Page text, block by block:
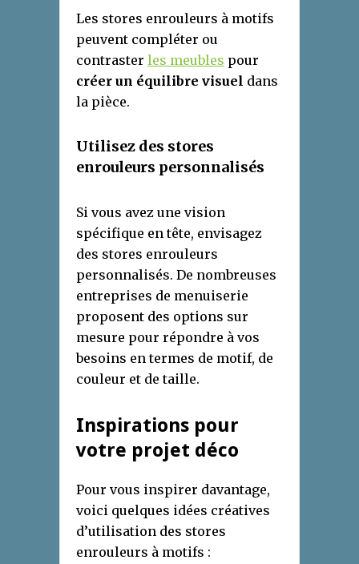
Les stores enrouleurs à motifs
peuvent compléter ou
contraster les meubles pour
créer un équilibre visuel dans
la pièce.
Utilisez des stores
enrouleurs personnalisés
Si vous avez une vision
spécifique en tête, envisagez
des stores enrouleurs
personnalisés. De nombreuses
entreprises de menuiserie
proposent des options sur
mesure pour répondre à vos
besoins en termes de motif, de
couleur et de taille.
Inspirations pour
votre projet déco
Pour vous inspirer davantage,
voici quelques idées créatives
d’utilisation des stores
enrouleurs à motifs :